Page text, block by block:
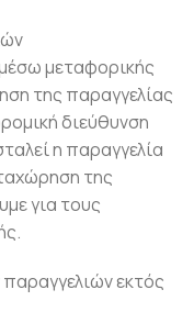
μεταφορικής
της παραγγελίας
διεύθυνση
η παραγγελία
της
για τους
εκτός